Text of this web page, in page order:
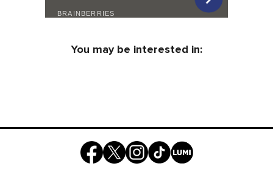
You may be interested in: